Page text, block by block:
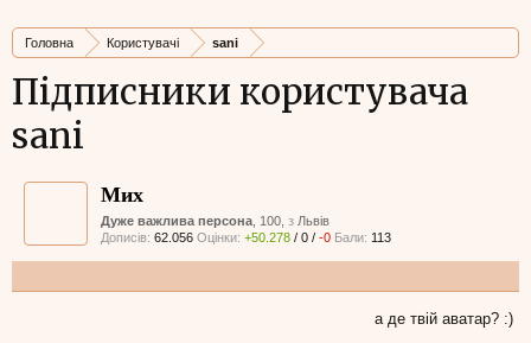
Головна Користувачі sani
Підписники користувача
sani
Мих
Дуже важлива персона , 100, з Львів
Дописів: 62.056 Оцінки: +50.278 / 0 / -0 Бали: 113
а де твій аватар? :)